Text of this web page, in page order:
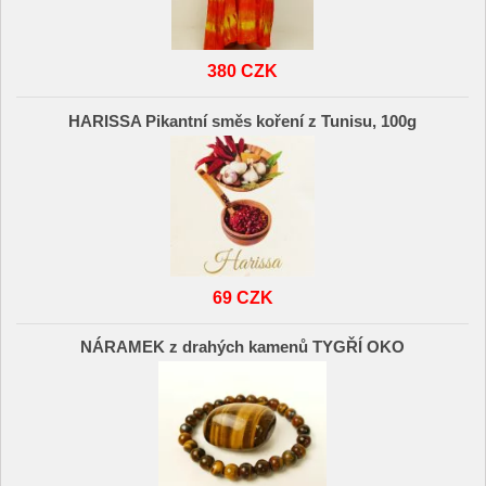
380 CZK
HARISSA Pikantní směs koření z Tunisu, 100g
69 CZK
NÁRAMEK z drahých kamenů TYGŘÍ OKO